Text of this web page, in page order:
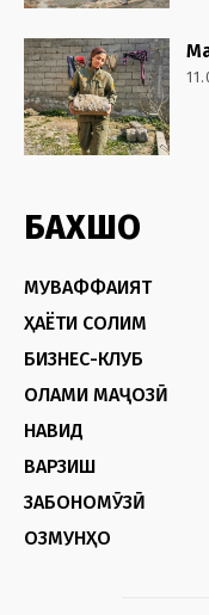
БАХШҲО
МУВАФФАҚИЯТ
ҲАЁТИ СОЛИМ
БИЗНЕС-КЛУБ
ОЛАМИ МАҶОЗӢ
НАВИД
ВАРЗИШ
ЗАБОНОМӮЗӢ
ОЗМУНҲО